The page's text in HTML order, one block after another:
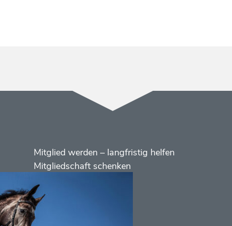
Menüs
Footer
2
Mitglied werden – langfristig helfen
Mitgliedschaft schenken
Social